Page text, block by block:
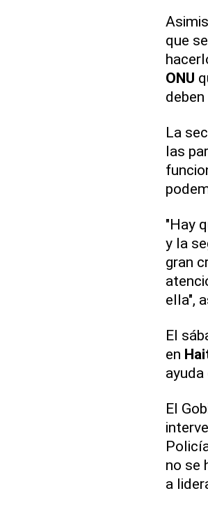
que
ONU
La
las
"Hay
y la
gran
ella",
El
en
El
no se
a